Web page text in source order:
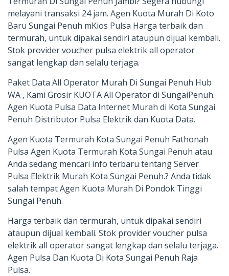
melayani transaksi 24 jam. Agen Kuota Murah Di Koto
Baru Sungai Penuh mKios Pulsa Harga terbaik dan
termurah, untuk dipakai sendiri ataupun dijual kembali.
Stok provider voucher pulsa elektrik all operator
sangat lengkap dan selalu terjaga.
Paket Data All Operator Murah Di Sungai Penuh Hub
WA , Kami Grosir KUOTA All Operator di SungaiPenuh.
Agen Kuota Pulsa Data Internet Murah di Kota Sungai
Penuh Distributor Pulsa Elektrik dan Kuota Data.
Agen Kuota Termurah Kota Sungai Penuh Fathonah
Pulsa Agen Kuota Termurah Kota Sungai Penuh atau
Anda sedang mencari info terbaru tentang Server
Pulsa Elektrik Murah Kota Sungai Penuh.? Anda tidak
salah tempat Agen Kuota Murah Di Pondok Tinggi
Sungai Penuh.
Harga terbaik dan termurah, untuk dipakai sendiri
ataupun dijual kembali. Stok provider voucher pulsa
elektrik all operator sangat lengkap dan selalu terjaga.
Agen Pulsa Dan Kuota Di Kota Sungai Penuh Raja
Pulsa.